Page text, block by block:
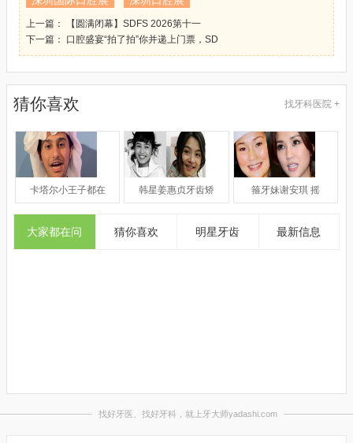
上一篇： 【圆满闭幕】SDFS 2026第十一
下一篇： 口腔盛宴“拍了拍”你并递上门票，SD
猜你喜欢 找牙科医院 +
卡塔尔小王子都在 韩星姜惠贞牙齿矫 箍牙妹谢安琪 摇
大家都在问 猜你喜欢 明星牙齿 最新信息